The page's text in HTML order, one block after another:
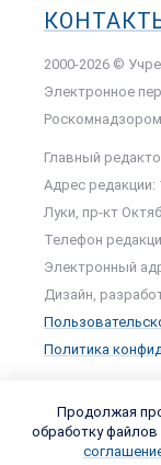
2000-2026 ©
Электронное
Главный
Адрес редакции:
Луки, пр-кт
Телефон
Электронный
Дизайн,
Политика
Продолжая
обработку